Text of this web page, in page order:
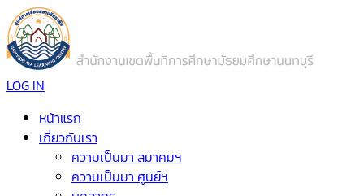
LOG IN
หน้าแรก
เกี่ยวกับเรา
ความเป็นมา สมาคมฯ
ความเป็นมา ศูนย์ฯ